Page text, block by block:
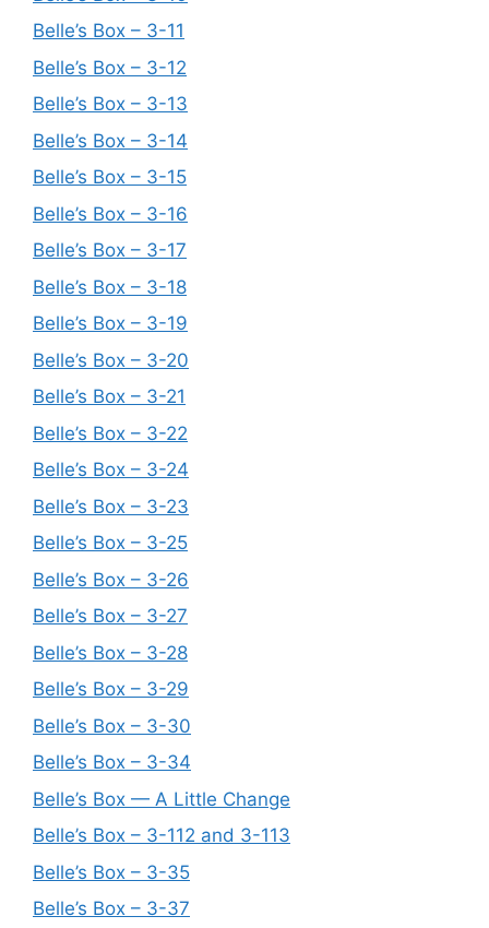
Belle’s Box – 3-11
Belle’s Box – 3-12
Belle’s Box – 3-13
Belle’s Box – 3-14
Belle’s Box – 3-15
Belle’s Box – 3-16
Belle’s Box – 3-17
Belle’s Box – 3-18
Belle’s Box – 3-19
Belle’s Box – 3-20
Belle’s Box – 3-21
Belle’s Box – 3-22
Belle’s Box – 3-24
Belle’s Box – 3-23
Belle’s Box – 3-25
Belle’s Box – 3-26
Belle’s Box – 3-27
Belle’s Box – 3-28
Belle’s Box – 3-29
Belle’s Box – 3-30
Belle’s Box – 3-34
Belle’s Box — A Little Change
Belle’s Box – 3-112 and 3-113
Belle’s Box – 3-35
Belle’s Box – 3-37